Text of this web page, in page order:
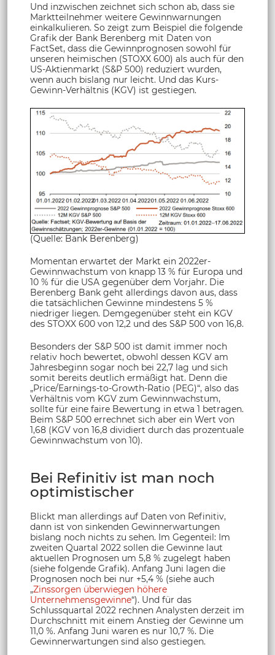
Und inzwischen zeichnet sich schon ab, dass sie
Marktteilnehmer weitere Gewinnwarnungen
einkalkulieren. So zeigt zum Beispiel die folgende
Grafik der Bank Berenberg mit Daten von
FactSet, dass die Gewinnprognosen sowohl für
unseren heimischen (STOXX 600) als auch für den
US-Aktienmarkt (S&P 500) reduziert wurden,
wenn auch bislang nur leicht. Und das Kurs-
Gewinn-Verhältnis (KGV) ist gestiegen.
(Quelle: Bank Berenberg)
Momentan erwartet der Markt ein 2022er-
Gewinnwachstum von knapp 13 % für Europa und
10 % für die USA gegenüber dem Vorjahr. Die
Berenberg Bank geht allerdings davon aus, dass
die tatsächlichen Gewinne mindestens 5 %
niedriger liegen. Demgegenüber steht ein KGV
des STOXX 600 von 12,2 und des S&P 500 von 16,8.
Besonders der S&P 500 ist damit immer noch
relativ hoch bewertet, obwohl dessen KGV am
Jahresbeginn sogar noch bei 22,7 lag und sich
somit bereits deutlich ermäßigt hat. Denn die
„Price/Earnings-to-Growth-Ratio (PEG)“, also das
Verhältnis vom KGV zum Gewinnwachstum,
sollte für eine faire Bewertung in etwa 1 betragen.
Beim S&P 500 errechnet sich aber ein Wert von
1,68 (KGV von 16,8 dividiert durch das prozentuale
Gewinnwachstum von 10).
Bei Refinitiv ist man noch
optimistischer
Blickt man allerdings auf Daten von Refinitiv,
dann ist von sinkenden Gewinnerwartungen
bislang noch nichts zu sehen. Im Gegenteil: Im
zweiten Quartal 2022 sollen die Gewinne laut
aktuellen Prognosen um 5,8 % zugelegt haben
(siehe folgende Grafik). Anfang Juni lagen die
Prognosen noch bei nur +5,4 % (siehe auch
„Zinssorgen überwiegen höhere
Unternehmensgewinne“). Und für das
Schlussquartal 2022 rechnen Analysten derzeit im
Durchschnitt mit einem Anstieg der Gewinne um
11,0 %. Anfang Juni waren es nur 10,7 %. Die
Gewinnerwartungen sind also gestiegen.